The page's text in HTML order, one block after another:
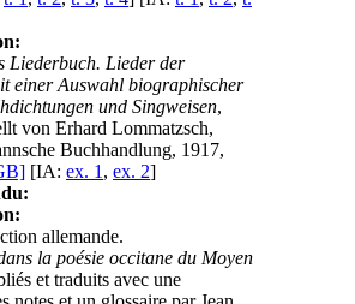
Liederbuch. Lieder der
einer Auswahl biographischer
und Singweisen,
von Erhard Lommatzsch,
Buchhandlung, 1917,
[IA: ex. 1 , ex. 2]
allemande.
la poésie occitane du Moyen
et traduits avec une